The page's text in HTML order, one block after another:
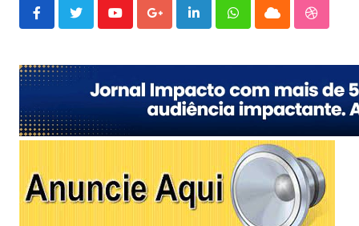
YoutubeGoogle+LinkedInWhatsappCloud